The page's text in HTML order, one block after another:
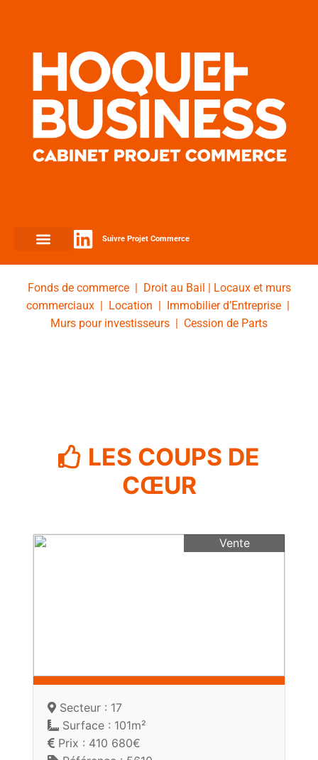
Suivre Projet Commerce
Fonds de commerce| Droit au Bail
Locaux et murs
commerciaux| Location Immobilier d’Entreprise|
Murs pour investisseurs
Cession de Parts
LES COUPS DE
CŒUR
Vente
Secteur : 17
Surface : 101m²
Prix : 410 680€